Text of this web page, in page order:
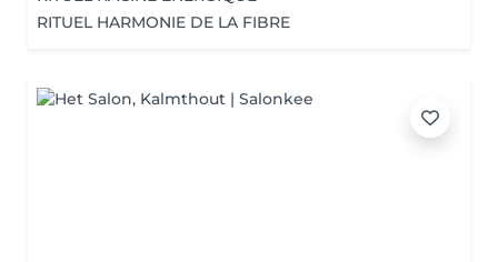
RITUEL HARMONIE DE LA FIBRE